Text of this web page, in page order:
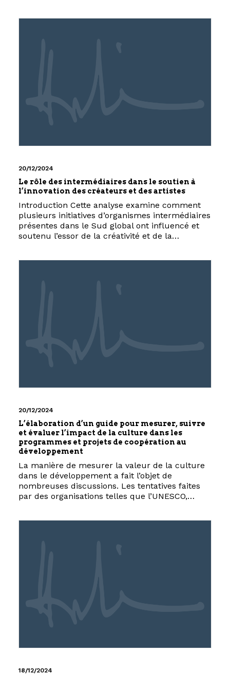
20/12/2024
Le rôle des intermédiaires dans le soutien à
l’innovation des créateurs et des artistes
Introduction Cette analyse examine comment
plusieurs initiatives d’organismes intermédiaires
présentes dans le Sud global ont influencé et
soutenu l’essor de la créativité et de la…
20/12/2024
L’élaboration d’un guide pour mesurer, suivre
et évaluer l’impact de la culture dans les
programmes et projets de coopération au
développement
La manière de mesurer la valeur de la culture
dans le développement a fait l’objet de
nombreuses discussions. Les tentatives faites
par des organisations telles que l’UNESCO,…
18/12/2024